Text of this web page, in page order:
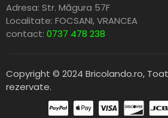
Adresa: Str. Măgura 57F
Localitate: FOCSANI,VRANCEA
contact: 0737 478 238
Copyright © 2024 Bricolando.ro,
rezervate.